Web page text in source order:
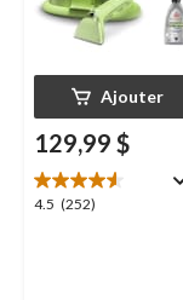
Ajouter
129,99 $
4.5 (252)
4.5